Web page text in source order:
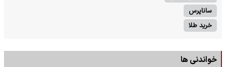
ساناپرس
خرید طلا
خواندنی ها